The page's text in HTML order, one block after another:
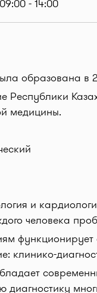
09:00 - 14:00
образована в
медицины.
и
человека
клинико-